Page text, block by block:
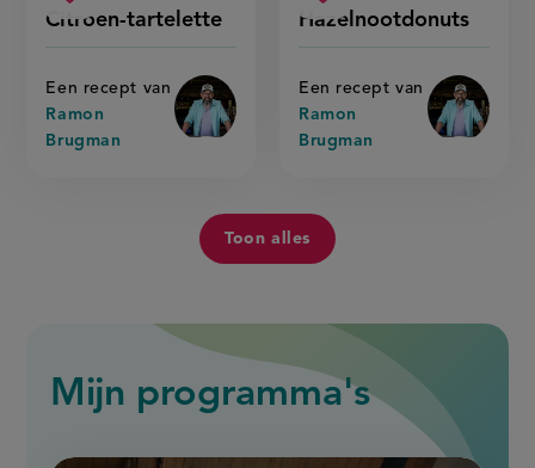
Citroen-tartelette'citroen-
Een recept van
Ramon
Brugman
Sla
tartelette
Hazelnootdonuts
Een recept van
Ramon
Brugman
Sla
Toon
Toon alles
Mijn programma's